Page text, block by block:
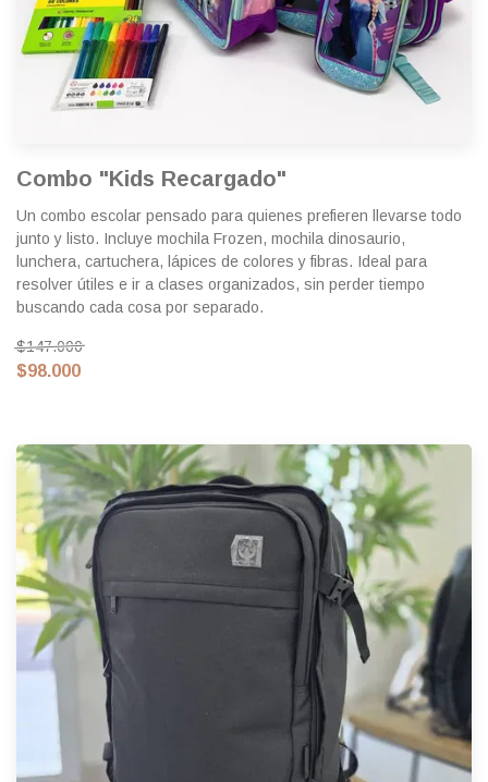
Combo "Kids Recargado"
Un combo escolar pensado para quienes prefieren llevarse todo
junto y listo. Incluye mochila Frozen, mochila dinosaurio,
lunchera, cartuchera, lápices de colores y fibras. Ideal para
resolver útiles e ir a clases organizados, sin perder tiempo
buscando cada cosa por separado.
$147.000
$98.000